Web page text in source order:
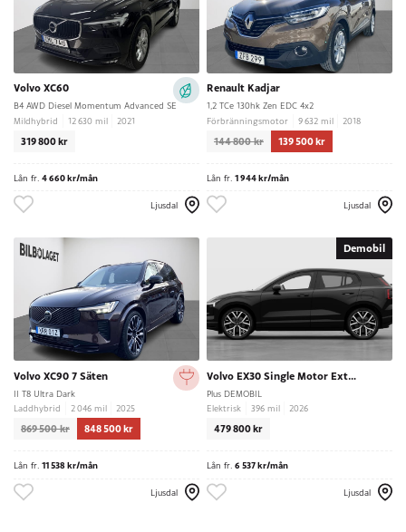
Volvo XC60
B4 AWD Diesel Momentum Advanced SE
Mildhybrid
12 630 mil 2021
319 800 kr
Lån fr. 4 660 kr/mån
Ljusdal
Renault Kadjar
1,2 TCe 130hk Zen EDC 4x2
Förbränningsmotor
9 632 mil 2018
144 800 kr 139 500 kr
Lån fr. 1 944 kr/mån
Ljusdal
Volvo XC90 7 Säten
II T8 Ultra Dark
Laddhybrid
2 046 mil 2025
869 500 kr 848 500 kr
Lån fr. 11 538 kr/mån
Ljusdal
Demobil
Volvo EX30 Single Motor Extended Range
Plus DEMOBIL
Elektrisk
396 mil 2026
479 800 kr
Lån fr. 6 537 kr/mån
Ljusdal